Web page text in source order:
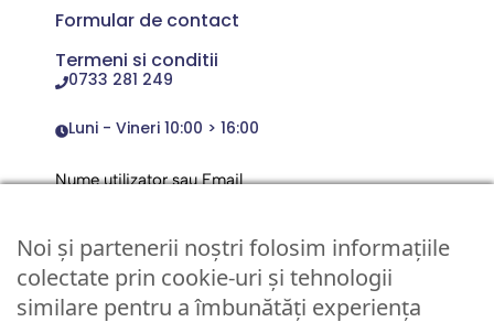
Formular de contact
Termeni si conditii
0733 281 249
Luni - Vineri 10:00 > 16:00
Nume utilizator sau Email
Parola
Noi și partenerii noștri folosim informațiile
colectate prin cookie-uri și tehnologii
similare pentru a îmbunătăți experiența